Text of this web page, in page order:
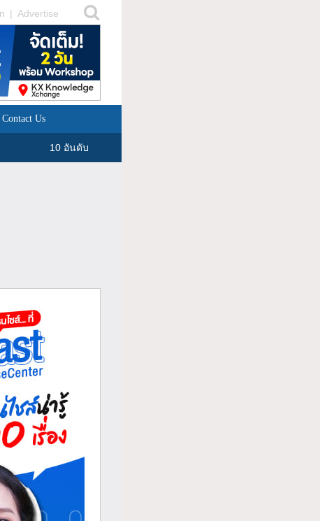
| Advertise
Contact Us
10 อันดับ